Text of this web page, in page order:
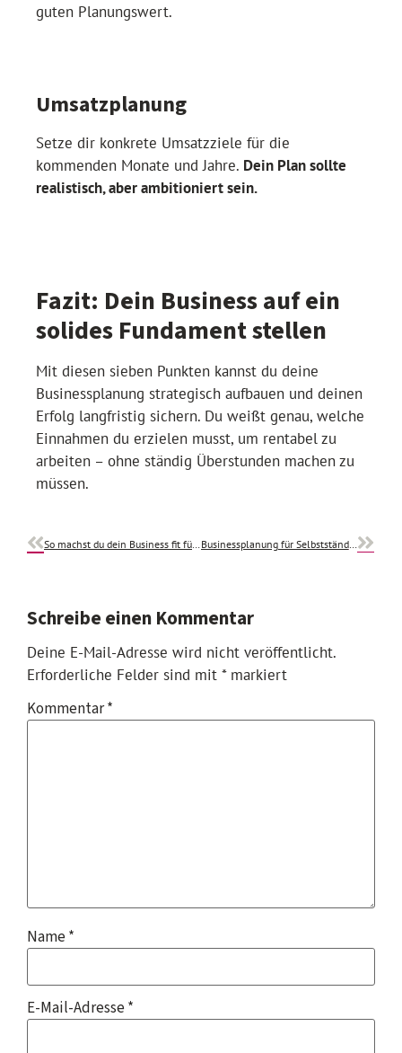
guten Planungswert.
Umsatzplanung
Setze dir konkrete Umsatzziele für die
kommenden Monate und Jahre. Dein Plan sollte
realistisch, aber ambitioniert sein.
Fazit: Dein Business auf ein
solides Fundament stellen
Mit diesen sieben Punkten kannst du deine
Businessplanung strategisch aufbauen und deinen
Erfolg langfristig sichern. Du weißt genau, welche
Einnahmen du erzielen musst, um rentabel zu
arbeiten – ohne ständig Überstunden machen zu
müssen.
Businessplanung für Selbstständige: 10 essenzielle Schritte
Schreibe einen Kommentar
Deine E-Mail-Adresse wird nicht veröffentlicht.
Erforderliche Felder sind mit *markiert
Kommentar*
Name*
E-Mail-Adresse*